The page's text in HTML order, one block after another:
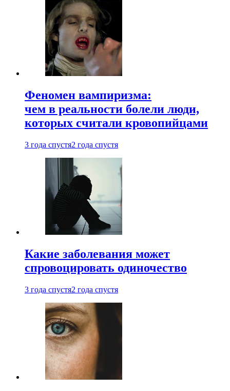
Феномен вампиризма:
чем в реальности болели люди,
которых считали кровопийцами
3 года спустя2 года спустя
Какие заболевания может
спровоцировать одиночество
3 года спустя2 года спустя